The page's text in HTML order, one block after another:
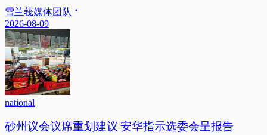
雪兰莪媒体团队
2026-08-09
national
砂州议会议席重划建议 安华指示选委会呈报告